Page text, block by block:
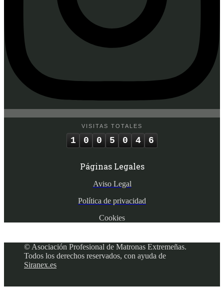
VISITAS TOTALES
1 0 0 5 0 4 6
Páginas Legales
Aviso Legal
Política de privacidad
Cookies
© Asociación Profesional de Matronas Extremeñas.
Todos los derechos reservados, con ayuda de
Siranex.es